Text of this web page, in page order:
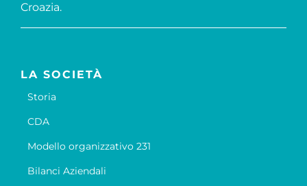
Croazia.
LA SOCIETÀ
Storia
CDA
Modello organizzativo 231
Bilanci Aziendali